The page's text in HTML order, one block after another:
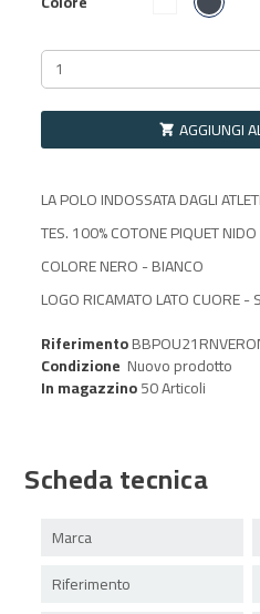
 AGGIUNGI
LA POLO INDOSSATA DAGLI
TES. 100% COTONE PIQUET
COLORE NERO - BIANCO
LOGO RICAMATO LATO CUORE -
Riferimento
Condizione Nuovo prodotto
In magazzino50 Articoli
Scheda tecnica
Marca
Riferimento